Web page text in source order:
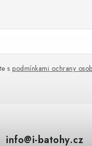
s podmínkami ochrany
info@i-batohy.cz